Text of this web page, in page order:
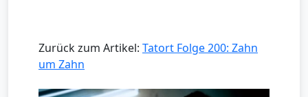
Zurück zum Artikel: Tatort Folge 200: Zahn
um Zahn